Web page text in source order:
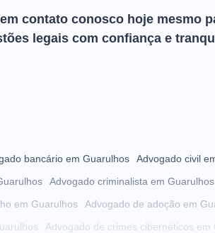
contato conosco hoje mesmo
legais com confiança e
bancário em Guarulhos Advogado civil
Advogado criminalista em Guarulhos
em Guarulhos
Advogado de adoção em
Advogado de crimes cibernéticos em